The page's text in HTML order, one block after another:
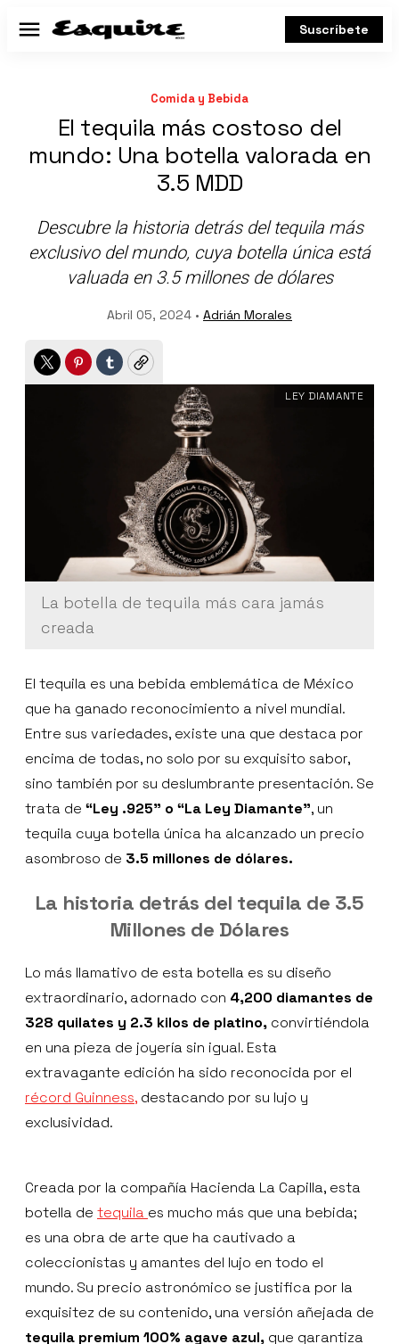
Menú Suscríbete
Comida y Bebida
El tequila más costoso del
mundo: Una botella valorada en
3.5 MDD
Descubre la historia detrás del tequila más
exclusivo del mundo, cuya botella única está
valuada en 3.5 millones de dólares
Abril 05, 2024 • Adrián Morales
TwitterPinterest
TumblrCopy
La botella de tequila más cara jamás
creada
LEY DIAMANTE
El tequila es una bebida emblemática de México
que ha ganado reconocimiento a nivel mundial.
Entre sus variedades, existe una que destaca por
encima de todas, no solo por su exquisito sabor,
sino también por su deslumbrante presentación. Se
trata de “Ley .925" o “La Ley Diamante”, un
tequila cuya botella única ha alcanzado un precio
asombroso de 3.5 millones de dólares.
La historia detrás del tequila de 3.5
Millones de Dólares
Lo más llamativo de esta botella es su diseño
extraordinario, adornado con 4,200 diamantes de
328 quilates y 2.3 kilos de platino, convirtiéndola
en una pieza de joyería sin igual. Esta
extravagante edición ha sido reconocida por el
récord Guinness, destacando por su lujo y
exclusividad.
Creada por la compañía Hacienda La Capilla, esta
botella de tequila es mucho más que una bebida;
es una obra de arte que ha cautivado a
coleccionistas y amantes del lujo en todo el
mundo. Su precio astronómico se justifica por la
exquisitez de su contenido, una versión añejada de
tequila premium 100% agave azul, que garantiza